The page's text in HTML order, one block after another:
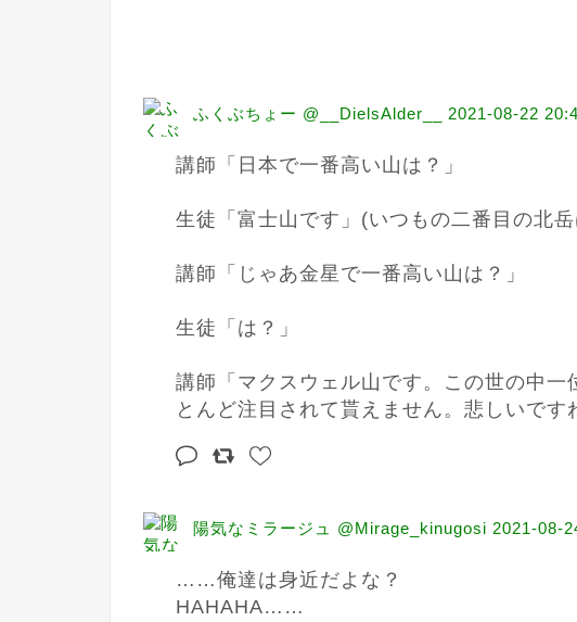
ふくぶちょー @__DielsAlder__ 2021-08-22
講師「日本で一番高い山は？」
生徒「富士山です」(いつもの二番目の北
講師「じゃあ金星で一番高い山は？」
生徒「は？」
講師「マクスウェル山です。この世の中一
とんど注目されて貰えません。悲しいです
陽気なミラージュ @Mirage_kinugosi 2021-08-
……俺達は身近だよな？
HAHAHA……